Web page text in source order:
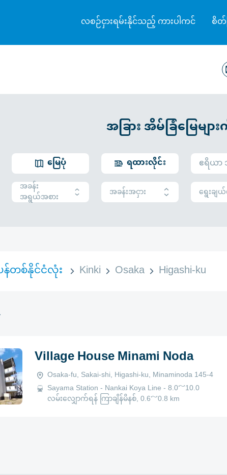
လစဉ်ငှားရမ်းနိုင်သည့် ကားပါကင် စိတ်
အခြား အိမ်ခြံမြေမျာ
မြေပုံ ရထားလိုင်း
အခန်း
အရွယ်အစား အခန်းအငှား ရွေးချယ်
န်တစ်နိုင်ငံလုံး Kinki Osaka Higashi-ku
Village House Minami Noda
Osaka-fu, Sakai-shi, Higashi-ku, Minaminoda 145-4
Sayama Station - Nankai Koya Line - 8.0～10.0
လမ်းလျှောက်ရန် ကြာချိန်မိနစ်, 0.6～0.8 km